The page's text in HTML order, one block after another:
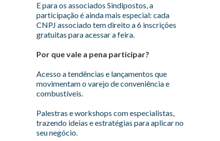
E para os associados Sindipostos, a
participação é ainda mais especial: cada
CNPJ associado tem direito a 6 inscrições
gratuitas para acessar a feira.
Por que vale a pena participar?
Acesso a tendências e lançamentos que
movimentam o varejo de conveniência e
combustíveis.
Palestras e workshops com especialistas,
trazendo ideias e estratégias para aplicar no
seu negócio.